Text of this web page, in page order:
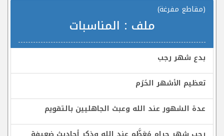
(مقاطع مفرغة)
ملف : المناسبات
بدع شهر رجب
تعظيم الأشهر الحُرُم
عدة الشهور عند الله وعبث الجاهليين بالتقويم